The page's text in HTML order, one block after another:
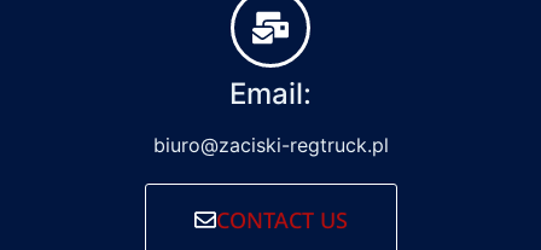
Email:
biuro@zaciski-regtruck.pl
CONTACT US